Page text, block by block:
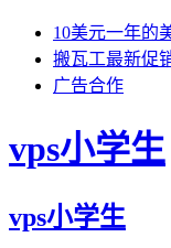
10美元一年的
搬瓦工最新促
广告合作
vps小学生
vps小学生